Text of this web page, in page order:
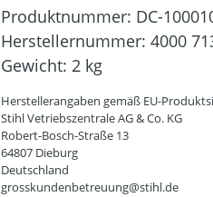
Produktnummer: DC-
Herstellernummer: 4000
Gewicht: 2 kg
Herstellerangaben gemäß EU-
Stihl Vetriebszentrale AG & Co. KG
Robert-Bosch-Straße 13
64807 Dieburg
Deutschland
grosskundenbetreuung@stihl.de